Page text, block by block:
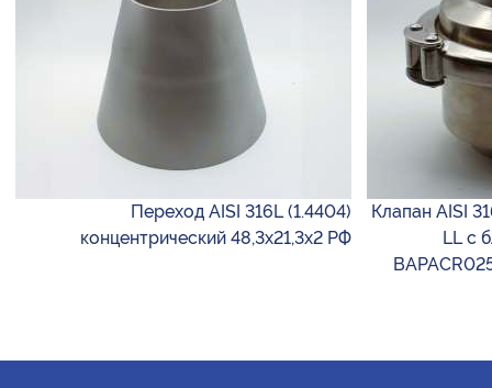
Переход AISI 316L (1.4404)
концентрический 48,3х21,3х2 РФ
Клапан AISI
LL с